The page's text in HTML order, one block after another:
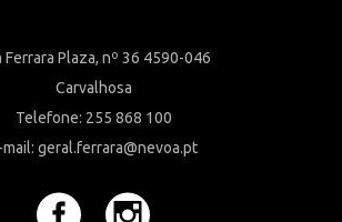
Ferrara Plaza, nº 36 4590-046
Carvalhosa
Telefone: 255 868 100
mail: geral.ferrara@nevoa.pt